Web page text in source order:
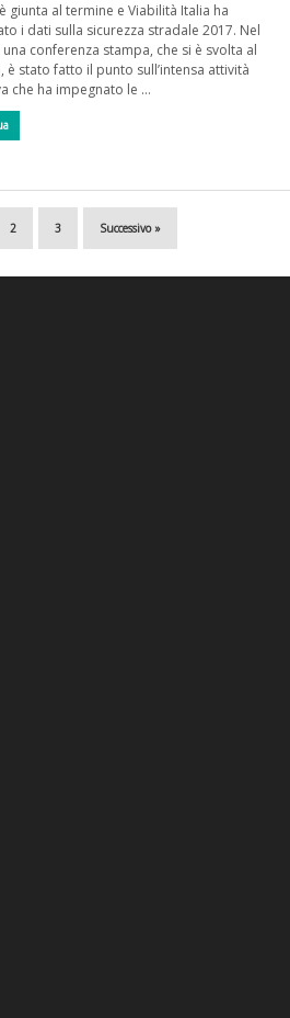
è giunta al termine e Viabilità Italia ha
i dati sulla sicurezza stradale 2017. Nel
conferenza stampa, che si è svolta al
è stato fatto il punto sull’intensa attività
che ha impegnato le …
2 3 Successivo »